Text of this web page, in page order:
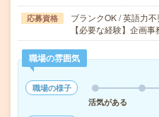
応募資格
ブランクOK / 英語力不
【必要な経験】企画
職場の雰囲気
職場の様子
活気がある